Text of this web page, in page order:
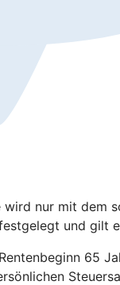
nur mit dem
und gilt
65